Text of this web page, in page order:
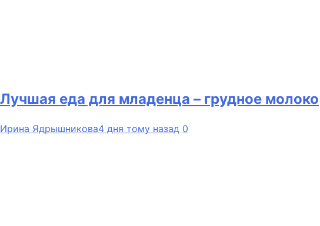
Лучшая еда для младенца – грудное молоко
Ирина Ядрышникова4 дня тому назад 0